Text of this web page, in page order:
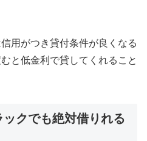
用がつき貸付条件が良くなる
と低金利で貸してくれること
クでも絶対借りれる